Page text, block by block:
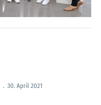
. 30. April 2021